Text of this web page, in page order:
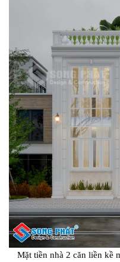
Mặt tiền nhà 2 căn liền kề